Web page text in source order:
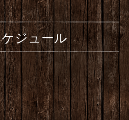
ジュール